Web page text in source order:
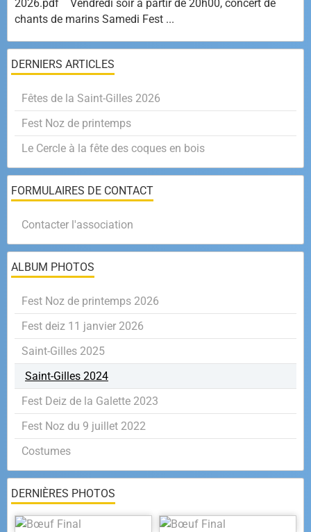
2026.pdf Vendredi soir à partir de 20h00, concert de
chants de marins Samedi Fest ...
DERNIERS ARTICLES
Fêtes de la Saint-Gilles 2026
Fest Noz de printemps
Le Cercle à la fête des coques en bois
FORMULAIRES DE CONTACT
Contacter l'association
ALBUM PHOTOS
Fest Noz de printemps 2026
Fest deiz 11 janvier 2026
Saint-Gilles 2025
Saint-Gilles 2024
Fest Deiz de la Galette 2023
Fest Noz du 9 juillet 2022
Costumes
DERNIÈRES PHOTOS